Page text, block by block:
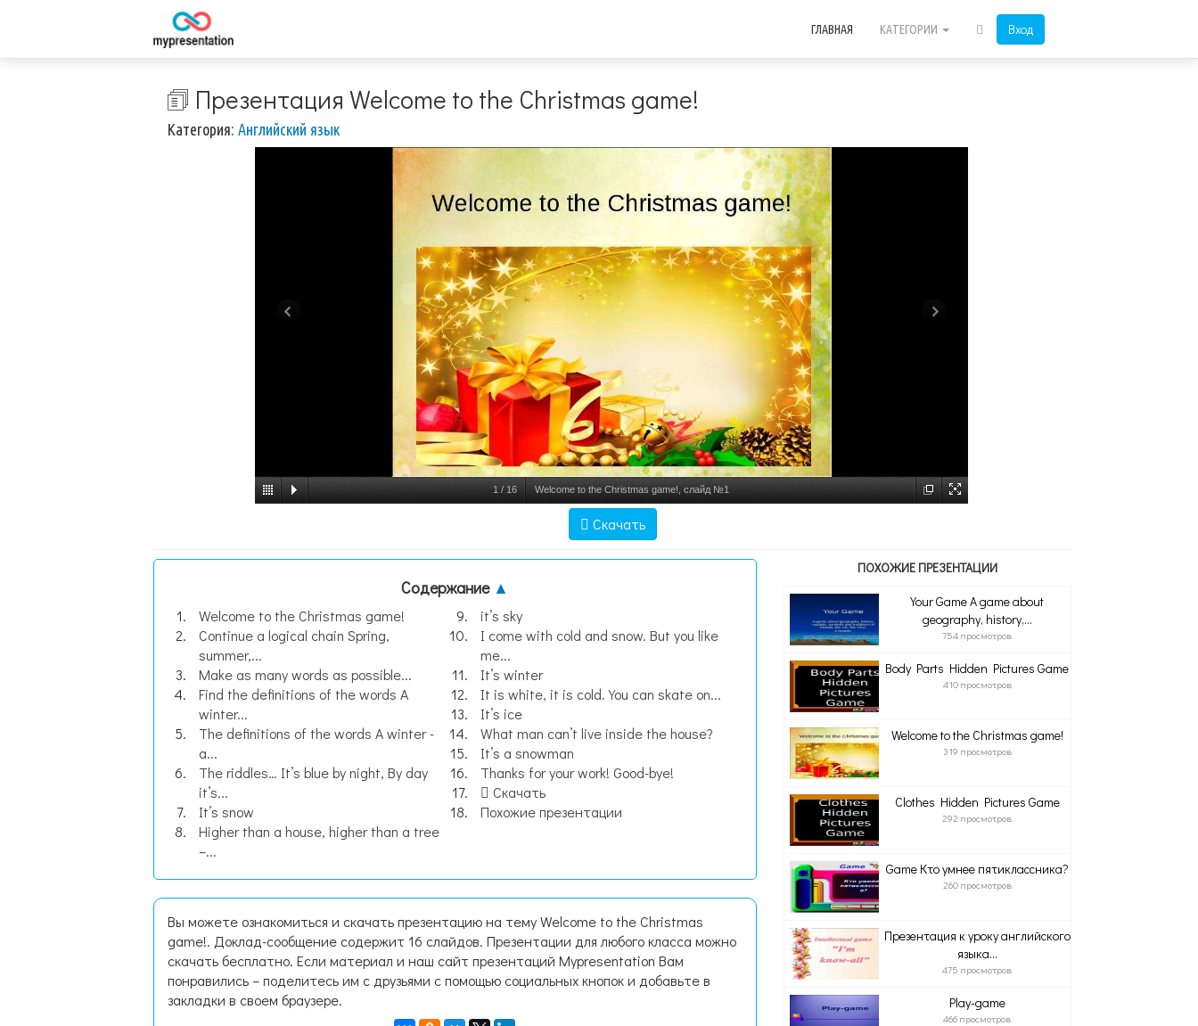
Вход
ГЛАВНАЯ КАТЕГОРИИ
🗊 Презентация Welcome to the Christmas game!
Категория: Английский язык
1 / 16 Welcome to the Christmas game!, слайд №1
Скачать
Содержание ▲
Welcome to the Christmas game!
Continue a logical chain Spring,
summer,...
Make as many words as possible...
Find the definitions of the words A
winter...
Тhe definitions of the words A winter -
a...
The riddles… It’s blue by night, By day
it’s...
It’s snow
Higher than a house, higher than a tree
–...
it’s sky
I come with cold and snow. But you like
me...
It’s winter
It is white, it is cold. You can skate on...
It’s ice
What man can’t live inside the house?
It’s a snowman
Thanks for your work! Good-bye!
Скачать
Похожие презентации
Вы можете ознакомиться и скачать презентацию на тему Welcome to the Christmas
game!. Доклад-сообщение содержит 16 слайдов. Презентации для любого класса можно
скачать бесплатно. Если материал и наш сайт презентаций Mypresentation Вам
понравились – поделитесь им с друзьями с помощью социальных кнопок и добавьте в
закладки в своем браузере.
ПОХОЖИЕ ПРЕЗЕНТАЦИИ
Your Game A game about
geography, history,...
754 просмотров
Body Parts Hidden Pictures Game
410 просмотров
Welcome to the Christmas game!
319 просмотров
Clothes Hidden Pictures Game
292 просмотров
Game Кто умнее пятиклассника?
260 просмотров
Презентация к уроку английского
языка...
475 просмотров
Play-game
466 просмотров